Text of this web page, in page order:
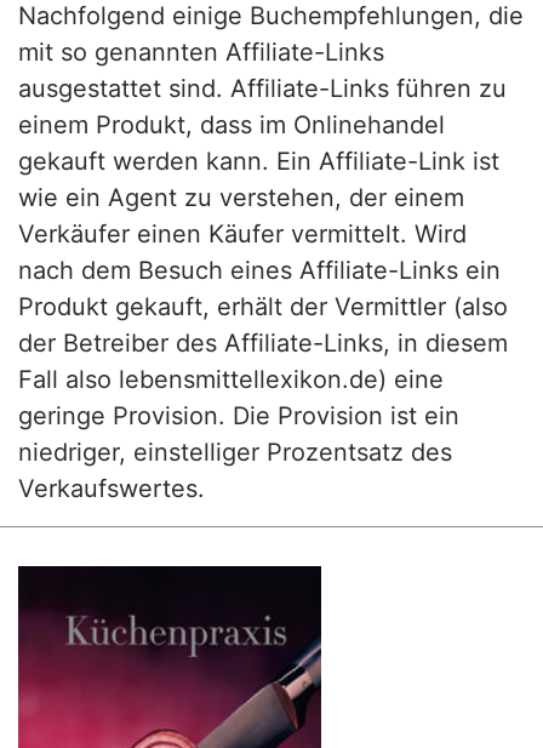
Nachfolgend einige Buchempfehlungen, die
mit so genannten Affiliate-Links
ausgestattet sind. Affiliate-Links führen zu
einem Produkt, dass im Onlinehandel
gekauft werden kann. Ein Affiliate-Link ist
wie ein Agent zu verstehen, der einem
Verkäufer einen Käufer vermittelt. Wird
nach dem Besuch eines Affiliate-Links ein
Produkt gekauft, erhält der Vermittler (also
der Betreiber des Affiliate-Links, in diesem
Fall also lebensmittellexikon.de) eine
geringe Provision. Die Provision ist ein
niedriger, einstelliger Prozentsatz des
Verkaufswertes.